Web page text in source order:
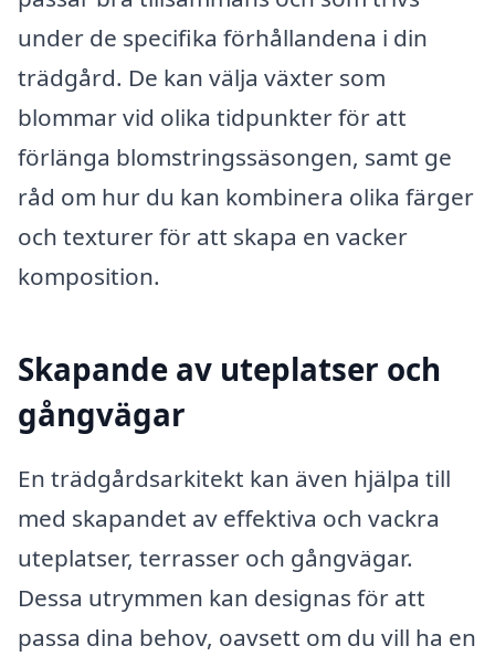
under de specifika förhållandena i din
trädgård. De kan välja växter som
blommar vid olika tidpunkter för att
förlänga blomstringssäsongen, samt ge
råd om hur du kan kombinera olika färger
och texturer för att skapa en vacker
komposition.
Skapande av uteplatser och
gångvägar
En trädgårdsarkitekt kan även hjälpa till
med skapandet av effektiva och vackra
uteplatser, terrasser och gångvägar.
Dessa utrymmen kan designas för att
passa dina behov, oavsett om du vill ha en